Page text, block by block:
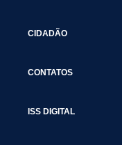
CIDADÃO
CONTATOS
ISS DIGITAL